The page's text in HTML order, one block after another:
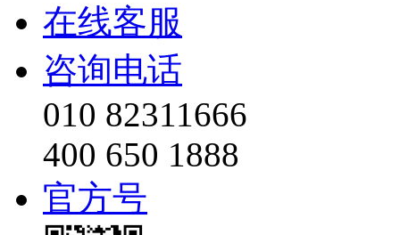
在线客服
咨询电话
010 82311666
400 650 1888
官方号